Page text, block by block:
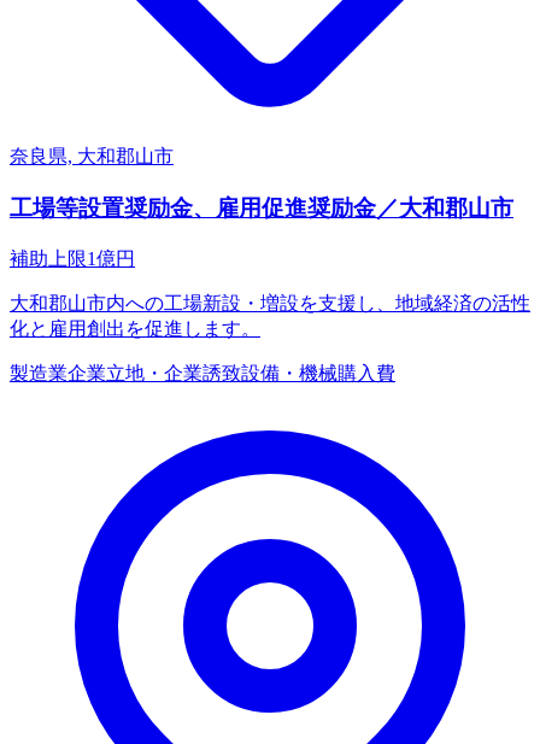
奈良県, 大和郡山市
工場等設置奨励金、雇用促進奨励金／大和郡山市
補助上限1億円
大和郡山市内への工場新設・増設を支援し、地域経済の活性
化と雇用創出を促進します。
製造業企業立地・企業誘致設備・機械購入費